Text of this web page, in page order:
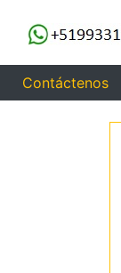
Contáctenos